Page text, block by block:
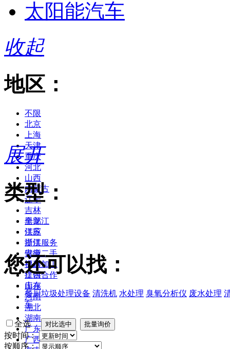
太阳能汽车
收起
地区：
不限
北京
上海
天津
重庆
河北
山西
内蒙古
辽宁
吉林
黑龙江
江苏
浙江
安徽
福建
江西
山东
河南
湖北
湖南
广东
广西
展开
类型：
全部
供应
提供服务
供应二手
提供加工
提供合作
库存
您还可以找：
餐厨垃圾处理设备 清洗机 水处理 臭氧分析仪 废水处理
车
全选
按时间：
按顺序：